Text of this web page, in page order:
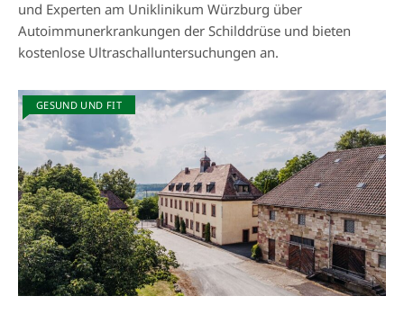
und Experten am Uniklinikum Würzburg über
Autoimmunerkrankungen der Schilddrüse und bieten
kostenlose Ultraschalluntersuchungen an.
GESUND UND FIT